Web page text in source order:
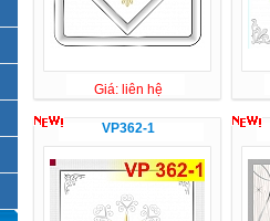
Giá: liên hệ
VP362-1